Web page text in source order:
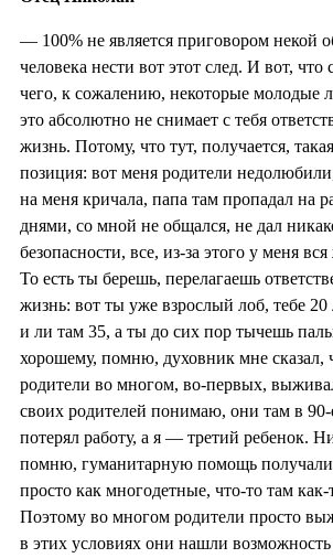
— 100% не является приговором некой
человека нести вот этот след. И вот, что
чего, к сожалению, некоторые молодые
это абсолютно не снимает с тебя
жизнь. Потому, что тут, получается,
позиция: вот меня родители
на меня кричала, папа там пропадал на
днями, со мной не общался, не дал
безопасности, все, из-за этого у меня
То есть ты берешь, перелагаешь
жизнь: вот ты уже взрослый лоб, тебе 20
и ли там 35, а ты до сих пор тычешь
хорошему, помню, духовник мне сказал,
родители во многом, во-первых,
своих родителей понимаю, они там в 90-
потерял работу, а я — третий ребенок.
помню, гуманитарную помощь
просто как многодетные, что-то там как-
Поэтому во многом родители просто
в этих условиях они нашли возможность